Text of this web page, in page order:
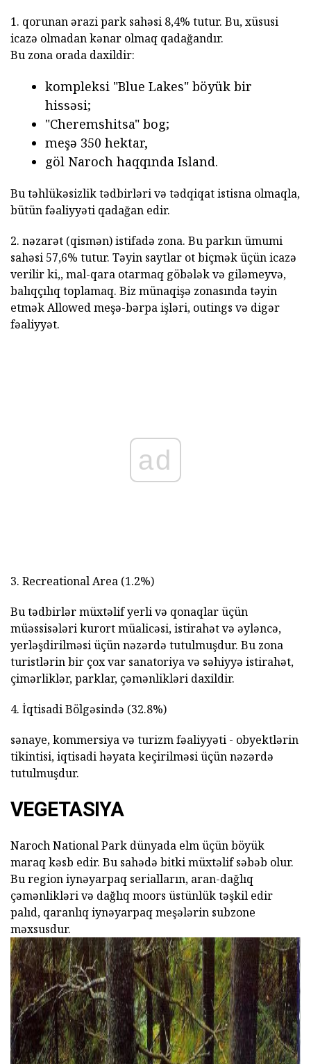
1. qorunan ərazi park sahəsi 8,4% tutur. Bu, xüsusi
icazə olmadan kənar olmaq qadağandır.
Bu zona orada daxildir:
kompleksi "Blue Lakes" böyük bir
hissəsi;
"Cheremshitsa" bog;
meşə 350 hektar,
göl Naroch haqqında Island.
Bu təhlükəsizlik tədbirləri və tədqiqat istisna olmaqla,
bütün fəaliyyəti qadağan edir.
2. nəzarət (qismən) istifadə zona. Bu parkın ümumi
sahəsi 57,6% tutur. Təyin saytlar ot biçmək üçün icazə
verilir ki,, mal-qara otarmaq göbələk və giləmeyvə,
balıqçılıq toplamaq. Biz münaqişə zonasında təyin
etmək Allowed meşə-bərpa işləri, outings və digər
fəaliyyət.
ad
3. Recreational Area (1.2%)
Bu tədbirlər müxtəlif yerli və qonaqlar üçün
müəssisələri kurort müalicəsi, istirahət və əyləncə,
yerləşdirilməsi üçün nəzərdə tutulmuşdur. Bu zona
turistlərin bir çox var sanatoriya və səhiyyə istirahət,
çimərliklər, parklar, çəmənlikləri daxildir.
4. İqtisadi Bölgəsində (32.8%)
sənaye, kommersiya və turizm fəaliyyəti - obyektlərin
tikintisi, iqtisadi həyata keçirilməsi üçün nəzərdə
tutulmuşdur.
VEGETASIYA
Naroch National Park dünyada elm üçün böyük
maraq kəsb edir. Bu sahədə bitki müxtəlif səbəb olur.
Bu region iynəyarpaq serialların, aran-dağlıq
çəmənlikləri və dağlıq moors üstünlük təşkil edir
palıd, qaranlıq iynəyarpaq meşələrin subzone
məxsusdur.